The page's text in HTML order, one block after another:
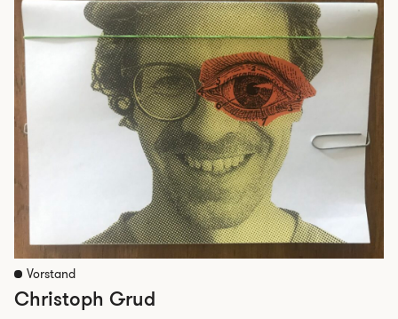
Vorstand
Christoph Grud